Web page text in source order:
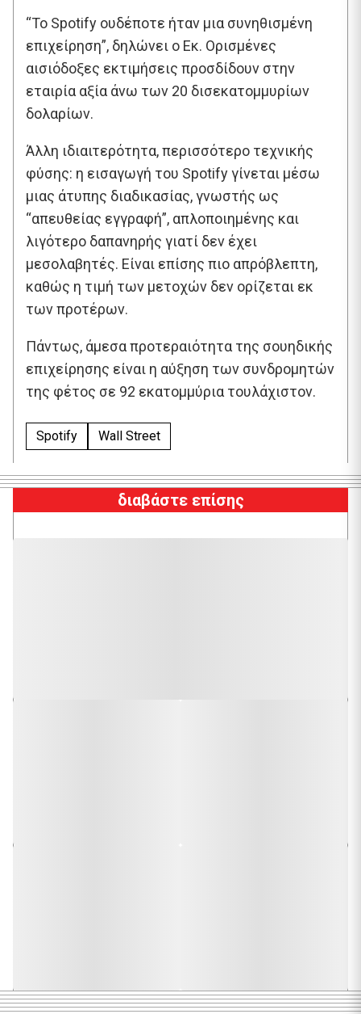
“Το Spotify ουδέποτε ήταν μια συνηθισμένη
επιχείρηση”, δηλώνει ο Εκ. Ορισμένες
αισιόδοξες εκτιμήσεις προσδίδουν στην
εταιρία αξία άνω των 20 δισεκατομμυρίων
δολαρίων.
Άλλη ιδιαιτερότητα, περισσότερο τεχνικής
φύσης: η εισαγωγή του Spotify γίνεται μέσω
μιας άτυπης διαδικασίας, γνωστής ως
“απευθείας εγγραφή”, απλοποιημένης και
λιγότερο δαπανηρής γιατί δεν έχει
μεσολαβητές. Είναι επίσης πιο απρόβλεπτη,
καθώς η τιμή των μετοχών δεν ορίζεται εκ
των προτέρων.
Πάντως, άμεσα προτεραιότητα της σουηδικής
επιχείρησης είναι η αύξηση των συνδρομητών
της φέτος σε 92 εκατομμύρια τουλάχιστον.
Spotify Wall Street
διαβάστε επίσης